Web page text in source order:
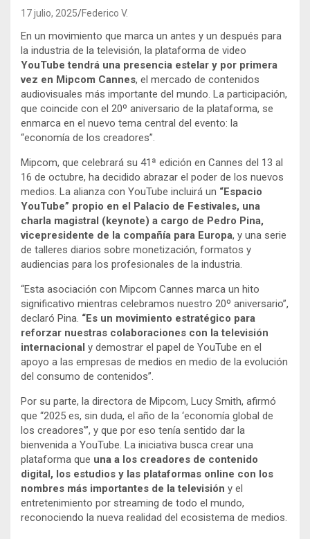
17 julio, 2025 Federico V.
En un movimiento que marca un antes y un después para
la industria de la televisión, la plataforma de video
YouTube tendrá una presencia estelar y por primera
vez en Mipcom Cannes, el mercado de contenidos
audiovisuales más importante del mundo. La participación,
que coincide con el 20º aniversario de la plataforma, se
enmarca en el nuevo tema central del evento: la
“economía de los creadores”.
Mipcom, que celebrará su 41ª edición en Cannes del 13 al
16 de octubre, ha decidido abrazar el poder de los nuevos
medios. La alianza con YouTube incluirá un “Espacio
YouTube” propio en el Palacio de Festivales, una
charla magistral (keynote) a cargo de Pedro Pina,
vicepresidente de la compañía para Europa, y una serie
de talleres diarios sobre monetización, formatos y
audiencias para los profesionales de la industria.
“Esta asociación con Mipcom Cannes marca un hito
significativo mientras celebramos nuestro 20º aniversario”,
declaró Pina. “Es un movimiento estratégico para
reforzar nuestras colaboraciones con la televisión
internacional y demostrar el papel de YouTube en el
apoyo a las empresas de medios en medio de la evolución
del consumo de contenidos”.
Por su parte, la directora de Mipcom, Lucy Smith, afirmó
que “2025 es, sin duda, el año de la ‘economía global de
los creadores'”, y que por eso tenía sentido dar la
bienvenida a YouTube. La iniciativa busca crear una
plataforma que una a los creadores de contenido
digital, los estudios y las plataformas online con los
nombres más importantes de la televisión y el
entretenimiento por streaming de todo el mundo,
reconociendo la nueva realidad del ecosistema de medios.